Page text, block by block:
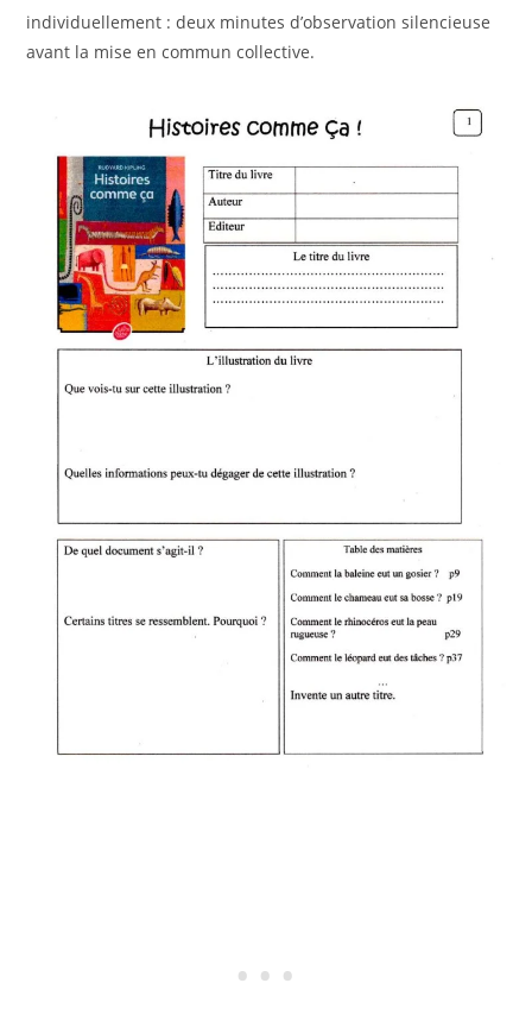
individuellement : deux minutes d’observation silencieuse
avant la mise en commun collective.